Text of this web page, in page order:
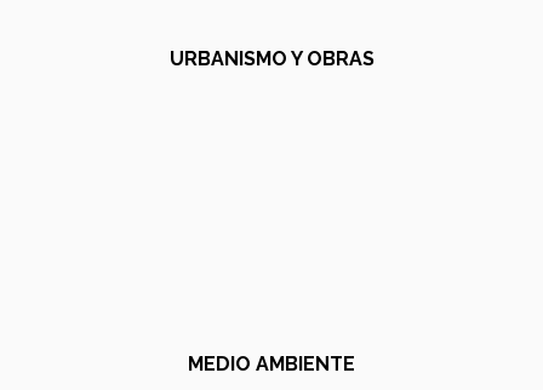
URBANISMO Y OBRAS
MEDIO AMBIENTE